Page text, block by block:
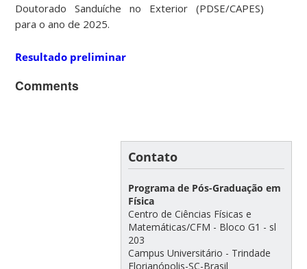
Doutorado Sanduíche no Exterior (PDSE/CAPES)
para o ano de 2025.
Resultado preliminar
Comments
Contato
Programa de Pós-Graduação em
Física
Centro de Ciências Físicas e
Matemáticas/CFM - Bloco G1 - sl
203
Campus Universitário - Trindade
Florianópolis-SC-Brasil